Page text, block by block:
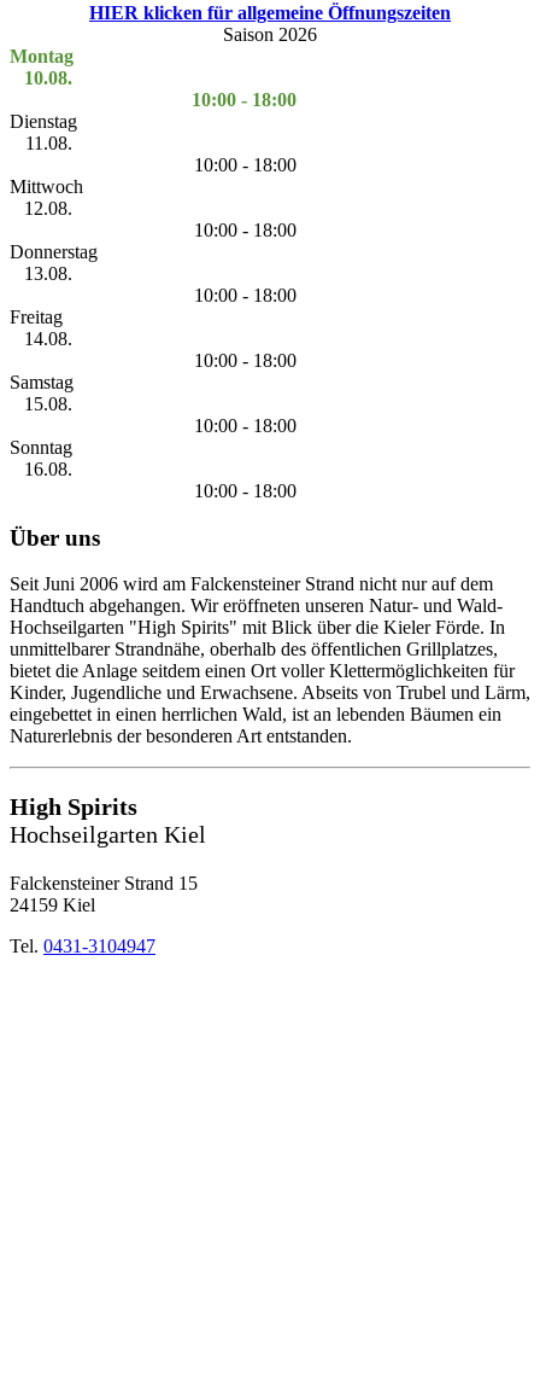
HIER klicken für allgemeine Öffnungszeiten
Saison 2026
Montag
10.08.
10:00 - 18:00
Dienstag
11.08.
10:00 - 18:00
Mittwoch
12.08.
10:00 - 18:00
Donnerstag
13.08.
10:00 - 18:00
Freitag
14.08.
10:00 - 18:00
Samstag
15.08.
10:00 - 18:00
Sonntag
16.08.
10:00 - 18:00
Über uns
Seit Juni 2006 wird am Falckensteiner Strand nicht nur auf dem
Handtuch abgehangen. Wir eröffneten unseren Natur- und Wald-
Hochseilgarten "High Spirits" mit Blick über die Kieler Förde. In
unmittelbarer Strandnähe, oberhalb des öffentlichen Grillplatzes,
bietet die Anlage seitdem einen Ort voller Klettermöglichkeiten für
Kinder, Jugendliche und Erwachsene. Abseits von Trubel und Lärm,
eingebettet in einen herrlichen Wald, ist an lebenden Bäumen ein
Naturerlebnis der besonderen Art entstanden.
High Spirits
Hochseilgarten Kiel
Falckensteiner Strand 15
24159 Kiel
Tel. 0431-3104947